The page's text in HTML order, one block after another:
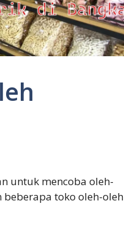
untuk mencoba oleh-
toko oleh-oleh